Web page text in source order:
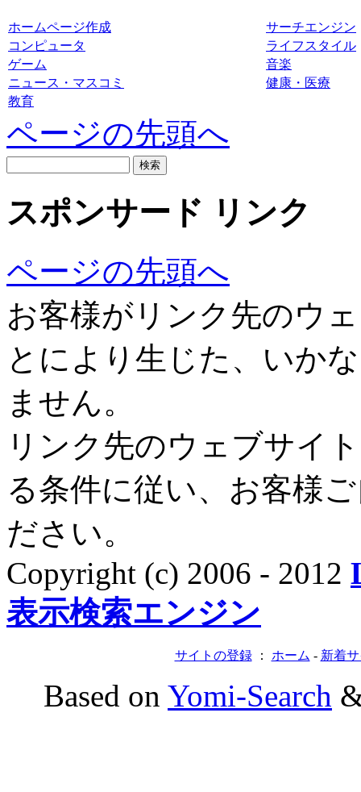
ホームページ作成
サーチエンジン
コンピュータ
ライフスタイル
ゲーム
音楽
ニュース・マスコミ
健康・医療
教育
ページの先頭へ
スポンサード リンク
ページの先頭へ
お客様がリンク先のウ
とにより生じた、いか
ません。
リンク先のウェブサイ
る条件に従い、お客様
ださい。
Copyright (c) 2006 - 2012
表示検索エンジン
サイトの登録： ホーム - 新着
Based on Yomi-Search